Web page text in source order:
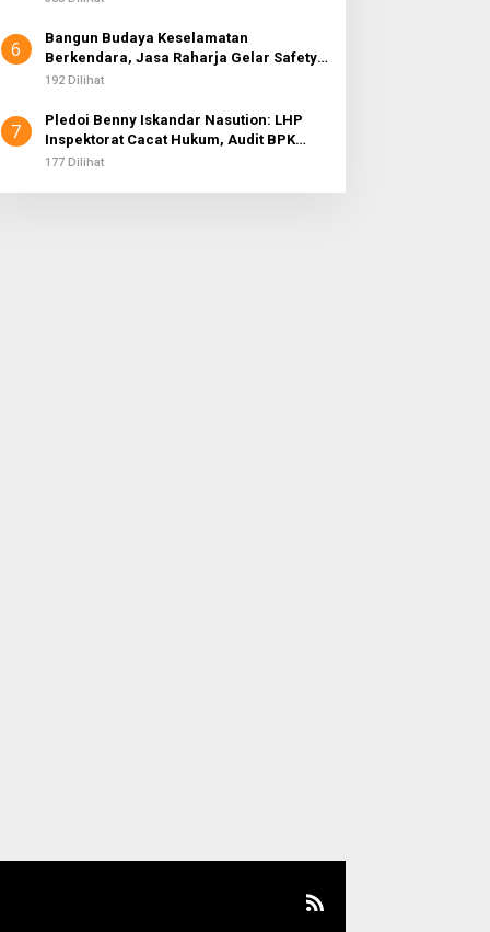
6
Bangun Budaya Keselamatan
Berkendara, Jasa Raharja Gelar Safety
Campaign di PT Pasifik Medan Industri
192 Dilihat
7
Pledoi Benny Iskandar Nasution: LHP
Inspektorat Cacat Hukum, Audit BPK
Nihil Temuan
177 Dilihat